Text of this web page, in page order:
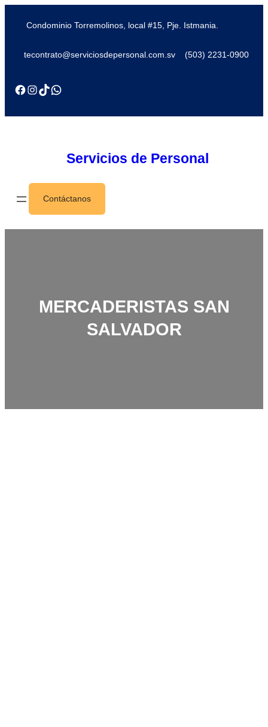
Condominio Torremolinos, local #15, Pje. Istmania.
tecontrato@serviciosdepersonal.com.sv (503) 2231-0900
Servicios de Personal
Contáctanos
MERCADERISTAS SAN
SALVADOR